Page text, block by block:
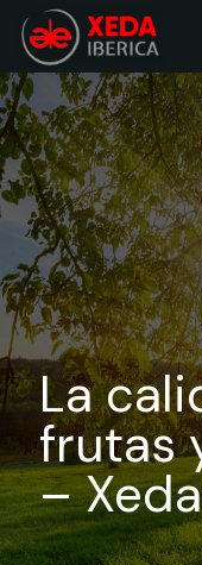
La
frutas
–